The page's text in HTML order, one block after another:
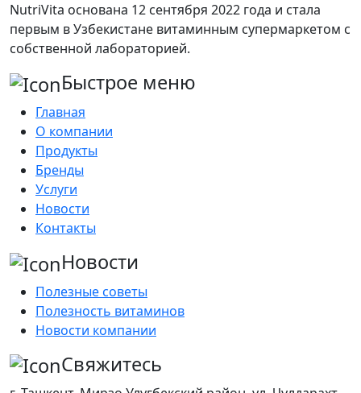
NutriVita основана 12 сентября 2022 года и стала
первым в Узбекистане витаминным супермаркетом с
собственной лабораторией.
Быстрое меню
Главная
О компании
Продукты
Бренды
Услуги
Новости
Контакты
Новости
Полезные советы
Полезность витаминов
Новости компании
Свяжитесь